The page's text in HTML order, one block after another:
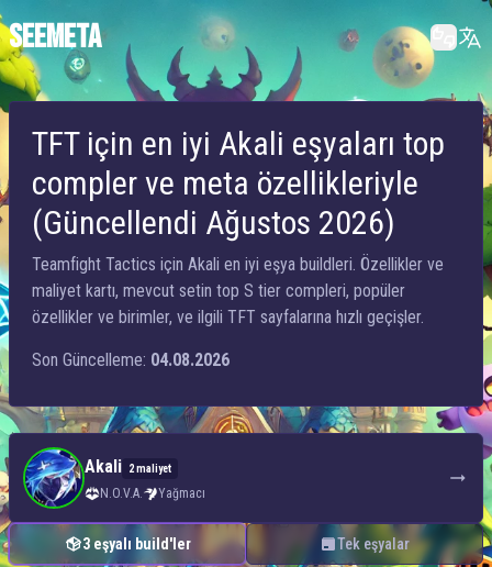
SEEMETA
TFT için en iyi Akali eşyaları top
compler ve meta özellikleriyle
(Güncellendi Ağustos 2026)
Teamfight Tactics için Akali en iyi eşya buildleri. Özellikler ve
maliyet kartı, mevcut setin top S tier compleri, popüler
özellikler ve birimler, ve ilgili TFT sayfalarına hızlı geçişler.
Son Güncelleme: 04.08.2026
Akali 2 maliyet
N.O.V.A. Yağmacı
3 eşyalı build'ler Tek eşyalar